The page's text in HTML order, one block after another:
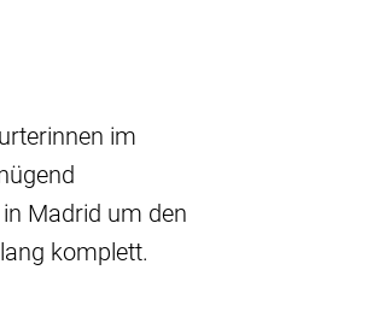
im
Madrid um den
komplett.